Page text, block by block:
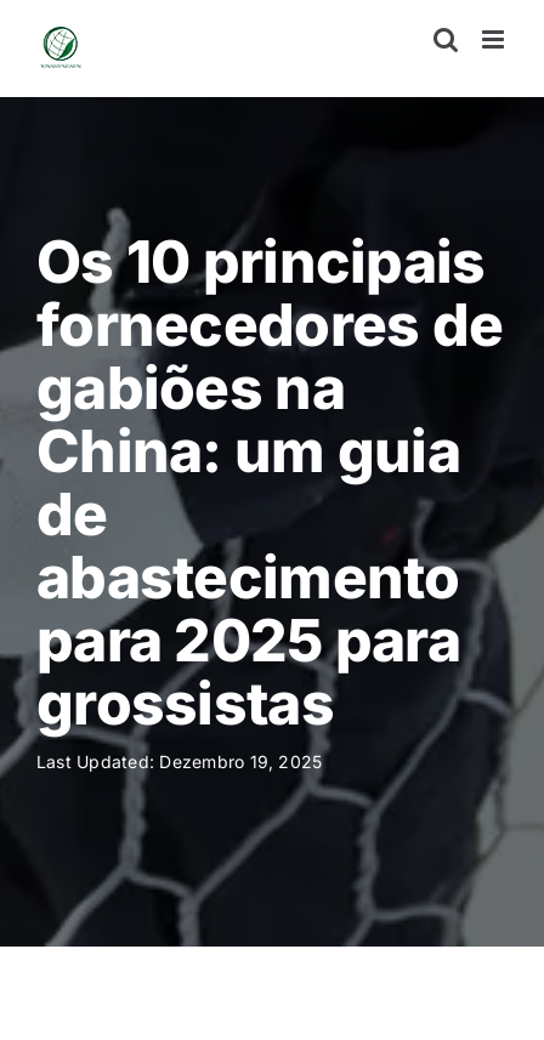
Os 10 principais
fornecedores de
gabiões na
China: um guia
de
abastecimento
para 2025 para
grossistas
Last Updated: Dezembro 19, 2025